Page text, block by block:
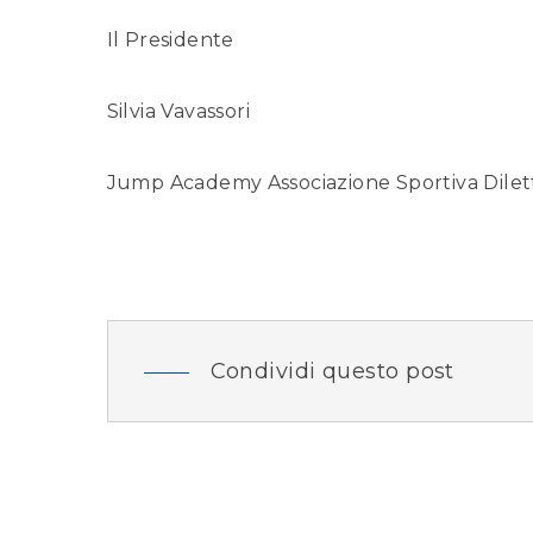
Il Presidente
Silvia Vavassori
Jump Academy Associazione Sportiva
Condividi questo post